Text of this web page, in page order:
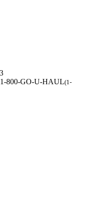
1-800-GO-U-HAUL(1-